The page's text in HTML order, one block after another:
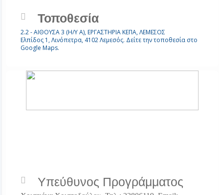
Τοποθεσία
2.2 - AIΘΟΥΣΑ 3 (Η/Υ A), ΕΡΓΑΣΤΗΡΙΑ ΚΕΠΑ, ΛΕΜΕΣΟΣ
Ελπίδος 1, Λινόπετρα, 4102 Λεμεσός. Δείτε την τοποθεσία στο
Google Maps.
Υπεύθυνος Προγράμματος